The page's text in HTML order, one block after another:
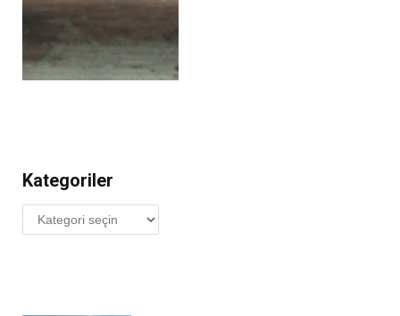
Kategoriler
Kategoriler